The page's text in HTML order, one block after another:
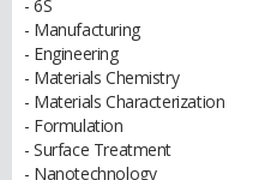
- 6S
- Manufacturing
- Engineering
- Materials Chemistry
- Materials Characterization
- Formulation
- Surface Treatment
- Nanotechnology